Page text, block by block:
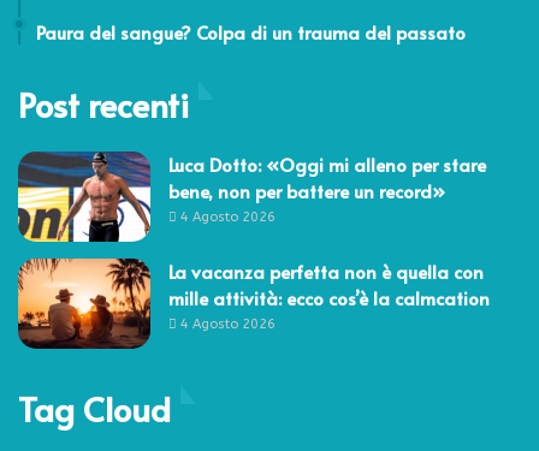
Paura del sangue? Colpa di un trauma del passato
Post recenti
Luca Dotto: «Oggi mi alleno per stare
bene, non per battere un record»
4 Agosto 2026
La vacanza perfetta non è quella con
mille attività: ecco cos’è la calmcation
4 Agosto 2026
Tag Cloud